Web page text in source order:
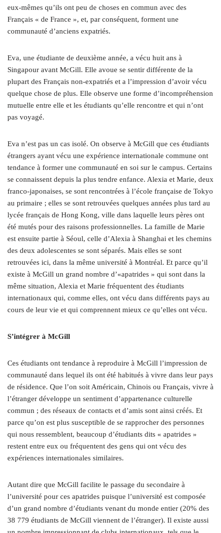
eux-mêmes qu’ils ont peu de choses en commun avec des
Français « de France », et, par conséquent, forment une
communauté d’anciens expatriés.
Eva, une étudiante de deuxième année, a vécu huit ans à
Singapour avant McGill. Elle avoue se sentir différente de la
plupart des Français non-expatriés et a l’impression d’avoir vécu
quelque chose de plus. Elle observe une forme d’incompréhension
mutuelle entre elle et les étudiants qu’elle rencontre et qui n’ont
pas voyagé.
Eva n’est pas un cas isolé. On observe à McGill que ces étudiants
étrangers ayant vécu une expérience internationale commune ont
tendance à former une communauté en soi sur le campus. Certains
se connaissent depuis la plus tendre enfance. Alexia et Marie, deux
franco-japonaises, se sont rencontrées à l’école française de Tokyo
au primaire ; elles se sont retrouvées quelques années plus tard au
lycée français de Hong Kong, ville dans laquelle leurs pères ont
été mutés pour des raisons professionnelles. La famille de Marie
est ensuite partie à Séoul, celle d’Alexia à Shanghai et les chemins
des deux adolescentes se sont séparés. Mais elles se sont
retrouvées ici, dans la même université à Montréal. Et parce qu’il
existe à McGill un grand nombre d’«apatrides » qui sont dans la
même situation, Alexia et Marie fréquentent des étudiants
internationaux qui, comme elles, ont vécu dans différents pays au
cours de leur vie et qui comprennent mieux ce qu’elles ont vécu.
S’intégrer à McGill
Ces étudiants ont tendance à reproduire à McGill l’impression de
communauté dans lequel ils ont été habitués à vivre dans leur pays
de résidence. Que l’on soit Américain, Chinois ou Français, vivre à
l’étranger développe un sentiment d’appartenance culturelle
commun ; des réseaux de contacts et d’amis sont ainsi créés. Et
parce qu’on est plus susceptible de se rapprocher des personnes
qui nous ressemblent, beaucoup d’étudiants dits « apatrides »
restent entre eux ou fréquentent des gens qui ont vécu des
expériences internationales similaires.
Autant dire que McGill facilite le passage du secondaire à
l’université pour ces apatrides puisque l’université est composée
d’un grand nombre d’étudiants venant du monde entier (20% des
38 779 étudiants de McGill viennent de l’étranger). Il existe aussi